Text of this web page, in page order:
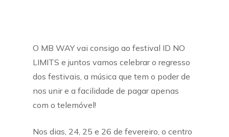
O MB WAY vai consigo ao festival ID NO
LIMITS e juntos vamos celebrar o regresso
dos festivais, a música que tem o poder de
nos unir e a facilidade de pagar apenas
com o telemóvel!
Nos dias, 24, 25 e 26 de fevereiro, o centro